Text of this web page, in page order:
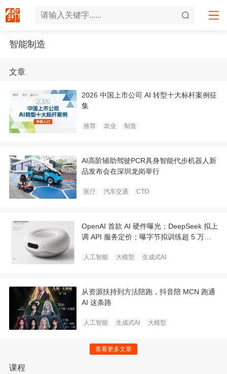
智能制造
文章
2026 中国上市公司 AI 转型十大标杆案例征
集
推荐 农业 制造
AI高阶辅助驾驶PCR具身智能代步机器人新
品发布会在深圳龙岗举行
医疗 汽车交通 CTO
OpenAI 首款 AI 硬件曝光；DeepSeek 拟上
调 API 服务定价；曝字节拟训练超 5 万亿
人工智能 大模型 生成式AI
从资源扶持到方法陪跑，抖音陪 MCN 跑通
AI 这条路
人工智能 生成式AI 大模型
查看更多文章
课程